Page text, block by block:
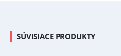
SÚVISIACE PRODUKTY